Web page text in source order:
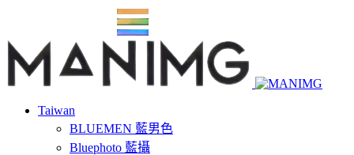
Taiwan
BLUEMEN 藍男色
Bluephoto 藍攝